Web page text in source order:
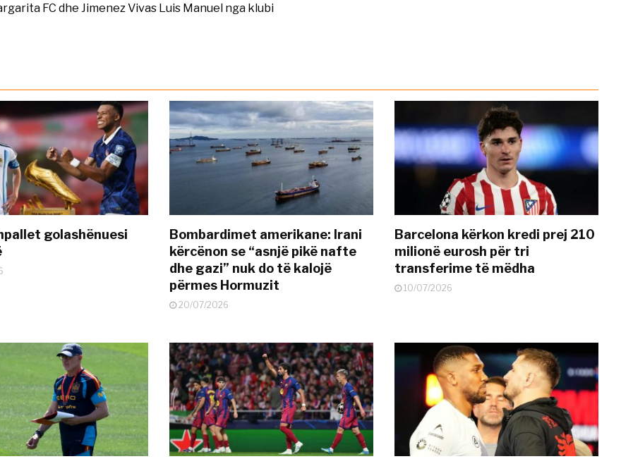
FC dhe Jimenez Vivas Luis Manuel nga klubi
golashënuesi
Bombardimet amerikane: Irani
kërcënon se “asnjë pikë nafte
dhe gazi” nuk do të kalojë
përmes Hormuzit
20/07/2026
Barcelona kërkon kredi prej 210
milionë eurosh për tri
transferime të mëdha
10/07/2026